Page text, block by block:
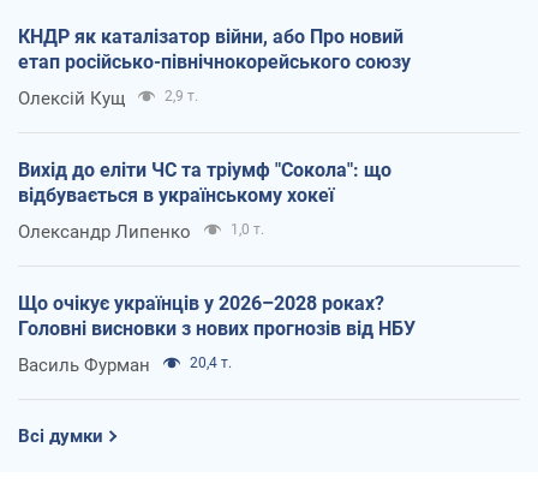
КНДР як каталізатор війни, або Про новий
етап російсько-північнокорейського союзу
Олексій Кущ 2,9 т.
Вихід до еліти ЧС та тріумф "Сокола": що
відбувається в українському хокеї
Олександр Липенко 1,0 т.
Що очікує українців у 2026–2028 роках?
Головні висновки з нових прогнозів від НБУ
Василь Фурман 20,4 т.
Всі думки